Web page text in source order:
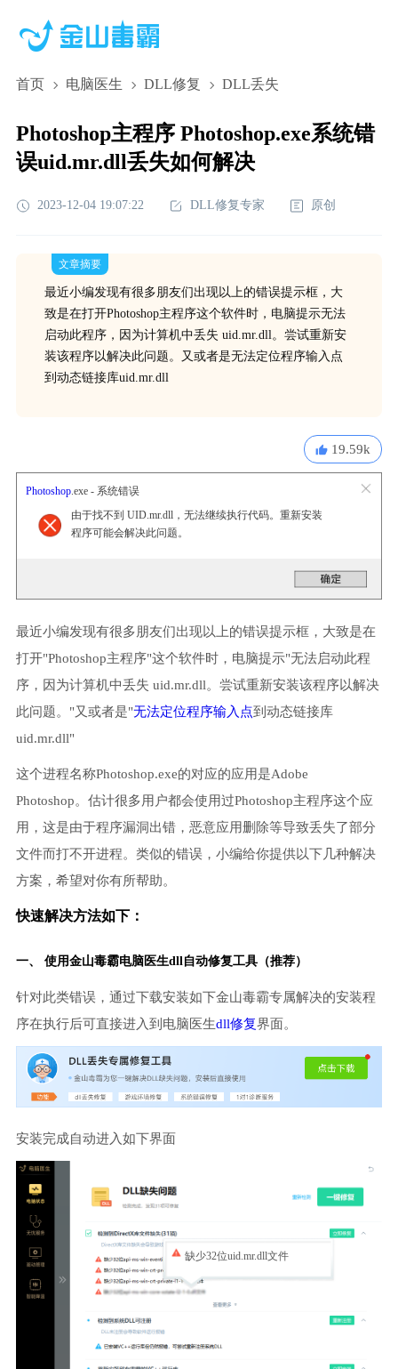
首页 电脑医生 DLL修复 DLL丢失
Photoshop主程序 Photoshop.exe系统错
误uid.mr.dll丢失如何解决
2023-12-04 19:07:22 DLL修复专家 原创
文章摘要
最近小编发现有很多朋友们出现以上的错误提示框，大
致是在打开Photoshop主程序这个软件时，电脑提示无法
启动此程序，因为计算机中丢失 uid.mr.dll。尝试重新安
装该程序以解决此问题。又或者是无法定位程序输入点
到动态链接库uid.mr.dll
19.59k
Photoshop.exe - 系统错误
由于找不到 UID.mr.dll，无法继续执行代码。重新安装
程序可能会解决此问题。
最近小编发现有很多朋友们出现以上的错误提示框，大致是在
打开"Photoshop主程序"这个软件时，电脑提示"无法启动此程
序，因为计算机中丢失 uid.mr.dll。尝试重新安装该程序以解决
此问题。"又或者是"无法定位程序输入点到动态链接库
uid.mr.dll"
这个进程名称Photoshop.exe的对应的应用是Adobe
Photoshop。估计很多用户都会使用过Photoshop主程序这个应
用，这是由于程序漏洞出错，恶意应用删除等导致丢失了部分
文件而打不开进程。类似的错误，小编给你提供以下几种解决
方案，希望对你有所帮助。
快速解决方法如下：
一、 使用金山毒霸电脑医生dll自动修复工具（推荐）
针对此类错误，通过下载安装如下金山毒霸专属解决的安装程
序在执行后可直接进入到电脑医生dll修复界面。
安装完成自动进入如下界面
缺少32位uid.mr.dll文件